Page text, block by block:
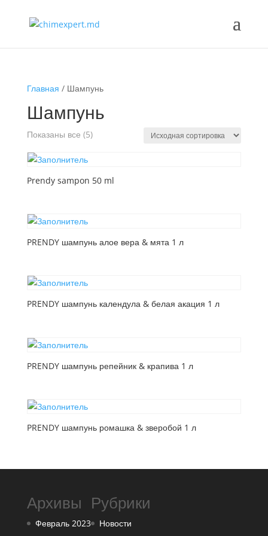
Главная / Шампунь
Шампунь
Показаны все (5)
Prendy sampon 50 ml
PRENDY шампунь алое вера & мята 1 л
PRENDY шампунь календула & белая акация 1 л
PRENDY шампунь репейник & крапива 1 л
PRENDY шампунь ромашка & зверобой 1 л
Архивы
Февраль 2023
Рубрики
Новости